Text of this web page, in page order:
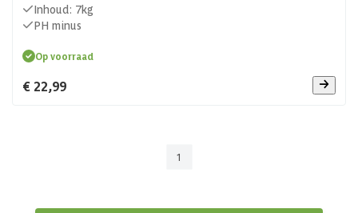
Inhoud: 7kg
PH minus
Op voorraad
€ 22,99
1